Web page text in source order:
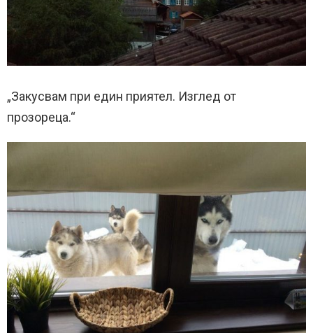
„Закусвам при един приятел. Изглед от
прозореца.“